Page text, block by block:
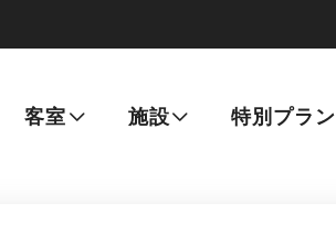
客室 施設 特別プラン